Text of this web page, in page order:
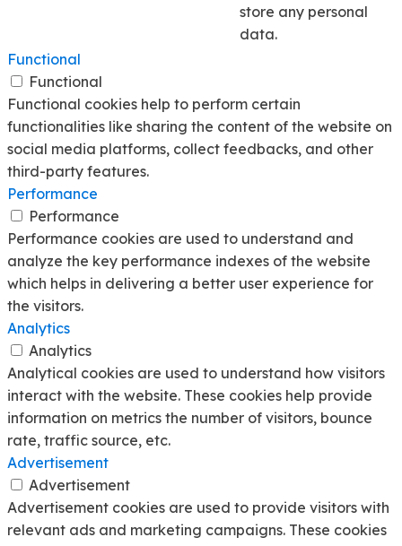
store any personal
data.
Functional
Functional
Functional cookies help to perform certain
functionalities like sharing the content of the website on
social media platforms, collect feedbacks, and other
third-party features.
Performance
Performance
Performance cookies are used to understand and
analyze the key performance indexes of the website
which helps in delivering a better user experience for
the visitors.
Analytics
Analytics
Analytical cookies are used to understand how visitors
interact with the website. These cookies help provide
information on metrics the number of visitors, bounce
rate, traffic source, etc.
Advertisement
Advertisement
Advertisement cookies are used to provide visitors with
relevant ads and marketing campaigns. These cookies